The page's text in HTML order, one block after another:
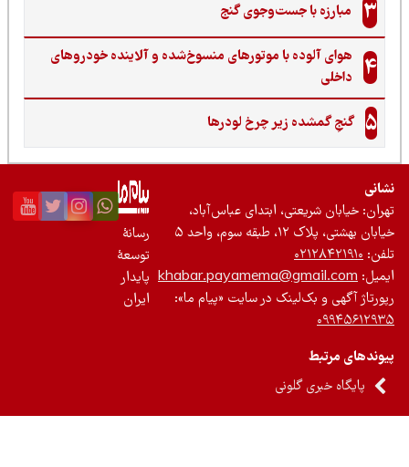
مبارزه با جست‌وجوی گنج‌
هوای آلوده با موتورهای منسوخ‌شده و آلاینده خودروهای
داخلی
گنجِ گمشده زیر چرخ لودرها
خیابان شریعتی، ابتدای عباس‌آباد،
بهشتی، پلاک ۱۲، طبقه سوم، واحد ۵
۰۲۱۲۸۴۲۱۹۱۰
khabar.payamema@gmail.com
آگهی و بک‌لینک در سایت «پیام ما»:
مرتبط
پایگاه خبری گلونی
رسانۀ
توسعۀ
پایدار
ایران